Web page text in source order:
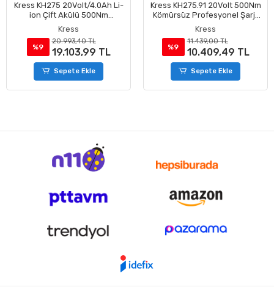
Kress KH275 20Volt/4.0Ah Li-
ion Çift Akülü 500Nm
Kömürsüz Profesyonel Şarjlı
Somun Sıkma
Kress
%9
20.993,40 TL
19.103,99 TL
Sepete Ekle
Kress KH275.91 20Volt 500Nm
Kömürsüz Profesyonel Şarjlı
Somun Sıkma (Akü Dahil
Değildir)
Kress
%9
11.439,00 TL
10.409,49 TL
Sepete Ekle